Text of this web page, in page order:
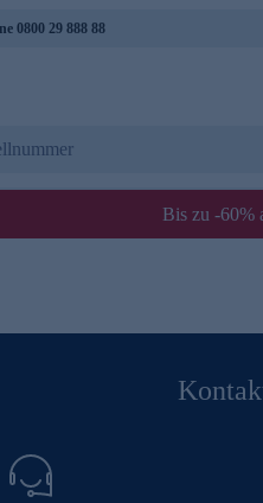
0800 29 888 88
Bis zu -60%